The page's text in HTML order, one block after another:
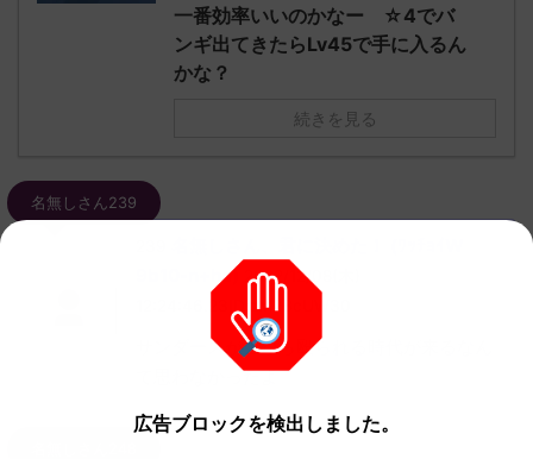
一番効率いいのかなー ☆4でバ
ンギ出てきたらLv45で手に入るん
かな？
続きを見る
名無しさん239
9b10-n+ha)
2022/12/08(木)
12:24:46.23ID:zM2BcUW30
サンダースが上から殴られる時代が来るなん
て思わなかったよ
広告ブロックを検出しました。